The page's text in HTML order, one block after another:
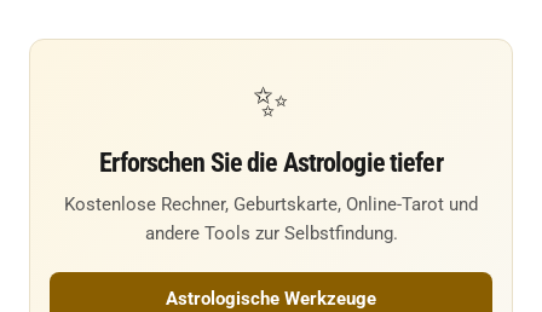
✨
Erforschen Sie die Astrologie tiefer
Kostenlose Rechner, Geburtskarte, Online-Tarot und
andere Tools zur Selbstfindung.
Astrologische Werkzeuge